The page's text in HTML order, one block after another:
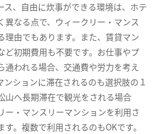
ス、自由に炊事ができる環境は、ホテ
異なる点で、ウィークリー・マンス
理由でもあります。また、賃貸マン
ど初期費用も不要です。お仕事やプ
通われる場合、交通費や労力を考え
ンションに滞在されるのも選択肢の１
山へ長期滞在で観光をされる場合
ー・マンスリーマンションを利用さ
。複数で利用されるのもOKです。